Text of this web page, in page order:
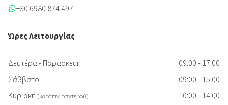
+30 6980 874 497
Ώρες Λειτουργίας
Δευτέρα - Παρασκευή
09:00 - 17:00
Σάββατο
09:00 - 15:00
Κυριακή (κατόπιν ραντεβού) 10:00 - 14:00